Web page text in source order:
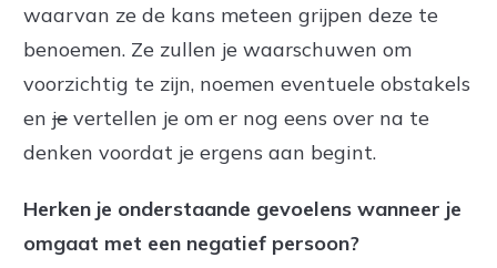
waarvan ze de kans meteen grijpen deze te
benoemen. Ze zullen je waarschuwen om
voorzichtig te zijn, noemen eventuele obstakels
en je vertellen je om er nog eens over na te
denken voordat je ergens aan begint.
Herken je onderstaande gevoelens wanneer je
omgaat met een negatief persoon?